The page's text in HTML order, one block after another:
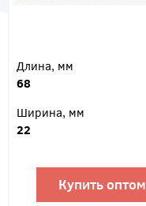
Длина, мм
68
Ширина, мм
22
Купить оптом